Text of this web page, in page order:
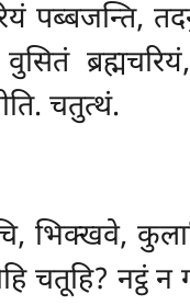
पब्बजन्ति,
वुसितं
चतुत्थं.
भिक्खवे,
नट्ठं न